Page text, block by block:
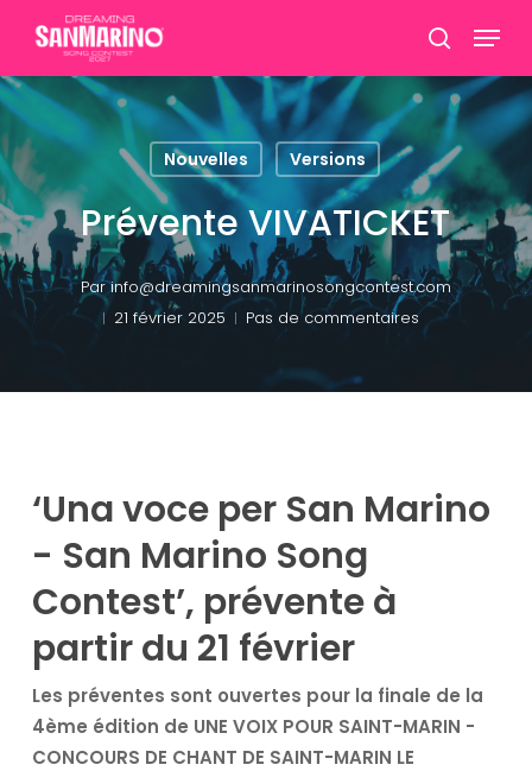
main
content
Menu
Nouvelles Versions
Prévente VIVATICKET
Par info@dreamingsanmarinosongcontest.com
21 février 2025
Pas de commentaires
‘Una voce per San Marino
- San Marino Song
Contest’, prévente à
partir du 21 février
Les préventes sont ouvertes pour la finale de la
4ème édition de UNE VOIX POUR SAINT-MARIN -
CONCOURS DE CHANT DE SAINT-MARIN LE
Fermer
le
menu